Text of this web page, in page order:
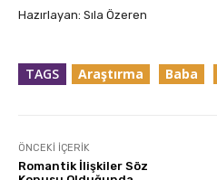
Hazırlayan: Sıla Özeren
TAGS Araştırma Baba
ÖNCEKI İÇERIK
Romantik İlişkiler Söz